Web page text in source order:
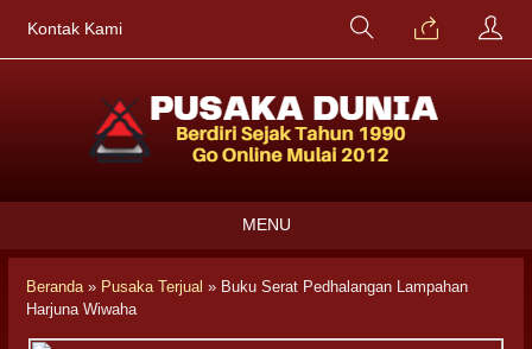
Kontak Kami
MENU
Beranda» Pusaka Terjual » Buku Serat Pedhalangan Lampahan
Harjuna Wiwaha